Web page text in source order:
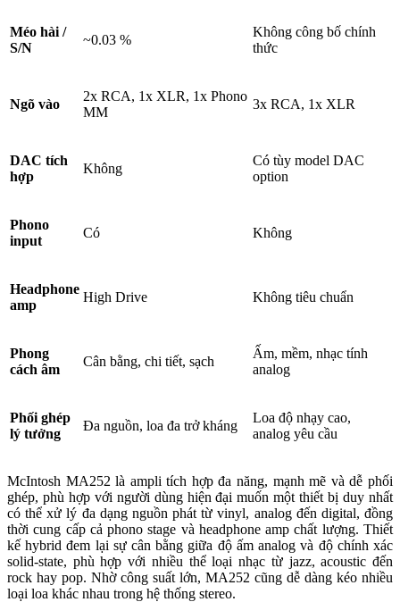
Méo hài /
S/N
~0.03 %
Không công bố chính
thức
Ngõ vào
2x RCA, 1x XLR, 1x Phono
MM
3x RCA, 1x XLR
DAC tích
hợp
Không
Có tùy model DAC
option
Phono
input
Có Không
Headphone
amp
High Drive Không tiêu chuẩn
Phong
cách âm
Cân bằng, chi tiết, sạch
Ấm, mềm, nhạc tính
analog
Phối ghép
lý tưởng
Đa nguồn, loa đa trở kháng
Loa độ nhạy cao,
analog yêu cầu
McIntosh MA252 là ampli tích hợp đa năng, mạnh mẽ và dễ phối
ghép, phù hợp với người dùng hiện đại muốn một thiết bị duy nhất
có thể xử lý đa dạng nguồn phát từ vinyl, analog đến digital, đồng
thời cung cấp cả phono stage và headphone amp chất lượng. Thiết
kế hybrid đem lại sự cân bằng giữa độ ấm analog và độ chính xác
solid-state, phù hợp với nhiều thể loại nhạc từ jazz, acoustic đến
rock hay pop. Nhờ công suất lớn, MA252 cũng dễ dàng kéo nhiều
loại loa khác nhau trong hệ thống stereo.